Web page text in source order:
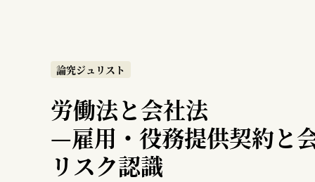
論究ジュリスト
労働法と会社法
—雇用・役務提供契約と
リスク認識